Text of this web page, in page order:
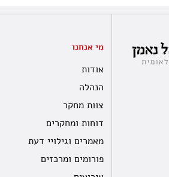
מי אנחנו
אודות
הנהלה
צוות מחקר
דוחות ומחקרים
מאמרים וגילויי דעת
פורומים ומרכזים